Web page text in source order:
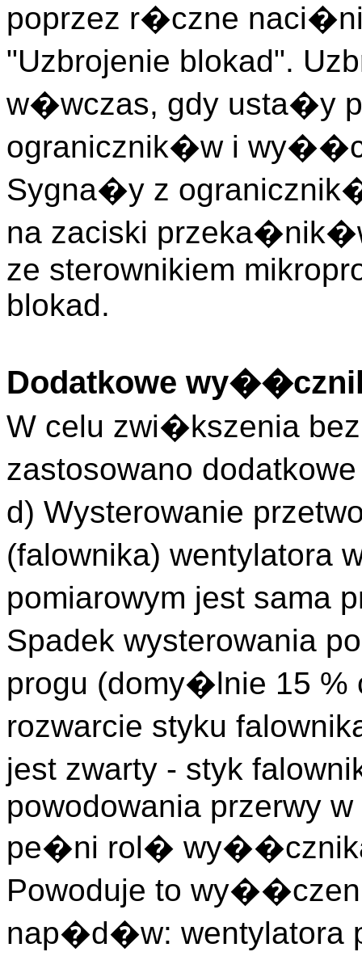
poprzez r�czne
"Uzbrojenie blokad".
w�wczas, gdy usta�y
ogranicznik�w i
Sygna�y z
na zaciski
ze sterownikiem
blokad.
Dodatkowe
W celu zwi�kszenia
zastosowano
d) Wysterowanie
(falownika) wentylatora
pomiarowym jest sama
Spadek wysterowania
progu (domy�lnie 15 %
rozwarcie styku
jest zwarty - styk
powodowania przerwy
pe�ni rol�
Powoduje to
nap�d�w: wentylatora